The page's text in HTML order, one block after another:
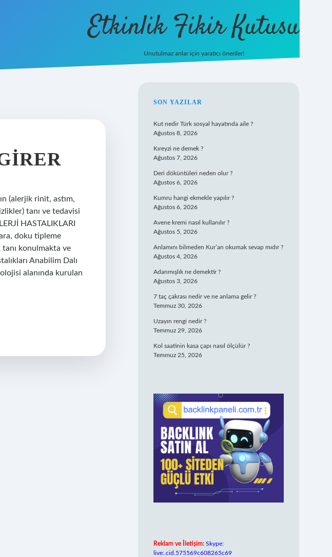
Etkinlik Fikir Kutusu
Unutulmaz anlar için yaratıcı öneriler!
(alerjik rinit, astım,
tanı ve tedavisi
HASTALIKLARI
doku tipleme
konulmakta ve
Anabilim Dalı
alanında kurulan
SIDEBAR
SON YAZILAR
Kut nedir Türk sosyal hayatında aile ?
Ağustos 8, 2026
Kıreyzi ne demek ?
Ağustos 7, 2026
Deri döküntüleri neden olur ?
Ağustos 6, 2026
Kumru hangi ekmekle yapılır ?
Ağustos 6, 2026
Avene kremi nasıl kullanılır ?
Ağustos 5, 2026
Anlamını bilmeden Kur’an okumak sevap mıdır ?
Ağustos 4, 2026
Adanmışlık ne demektir ?
Ağustos 3, 2026
7 taç çakrası nedir ve ne anlama gelir ?
Temmuz 30, 2026
Uzayın rengi nedir ?
Temmuz 29, 2026
Kol saatinin kasa çapı nasıl ölçülür ?
Temmuz 25, 2026
Reklam ve İletişim: Skype:
live:.cid.575569c608265c69